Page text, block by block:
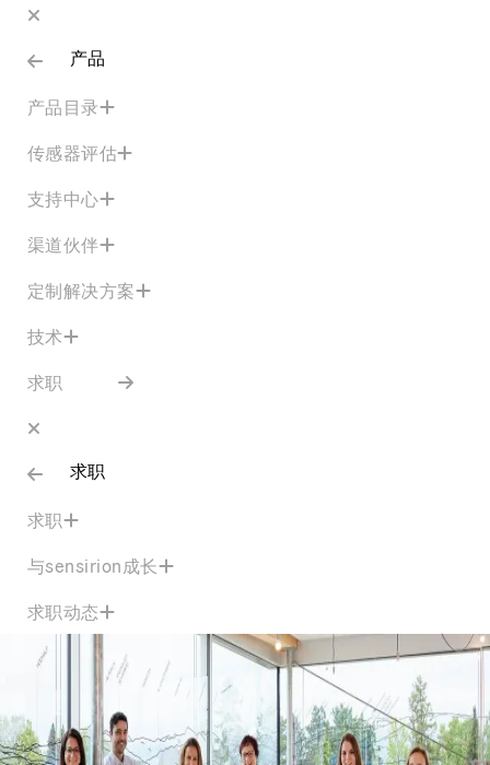
产品
产品目录
传感器评估
支持中心
渠道伙伴
定制解决方案
技术
求职
求职
求职
与sensirion成长
求职动态